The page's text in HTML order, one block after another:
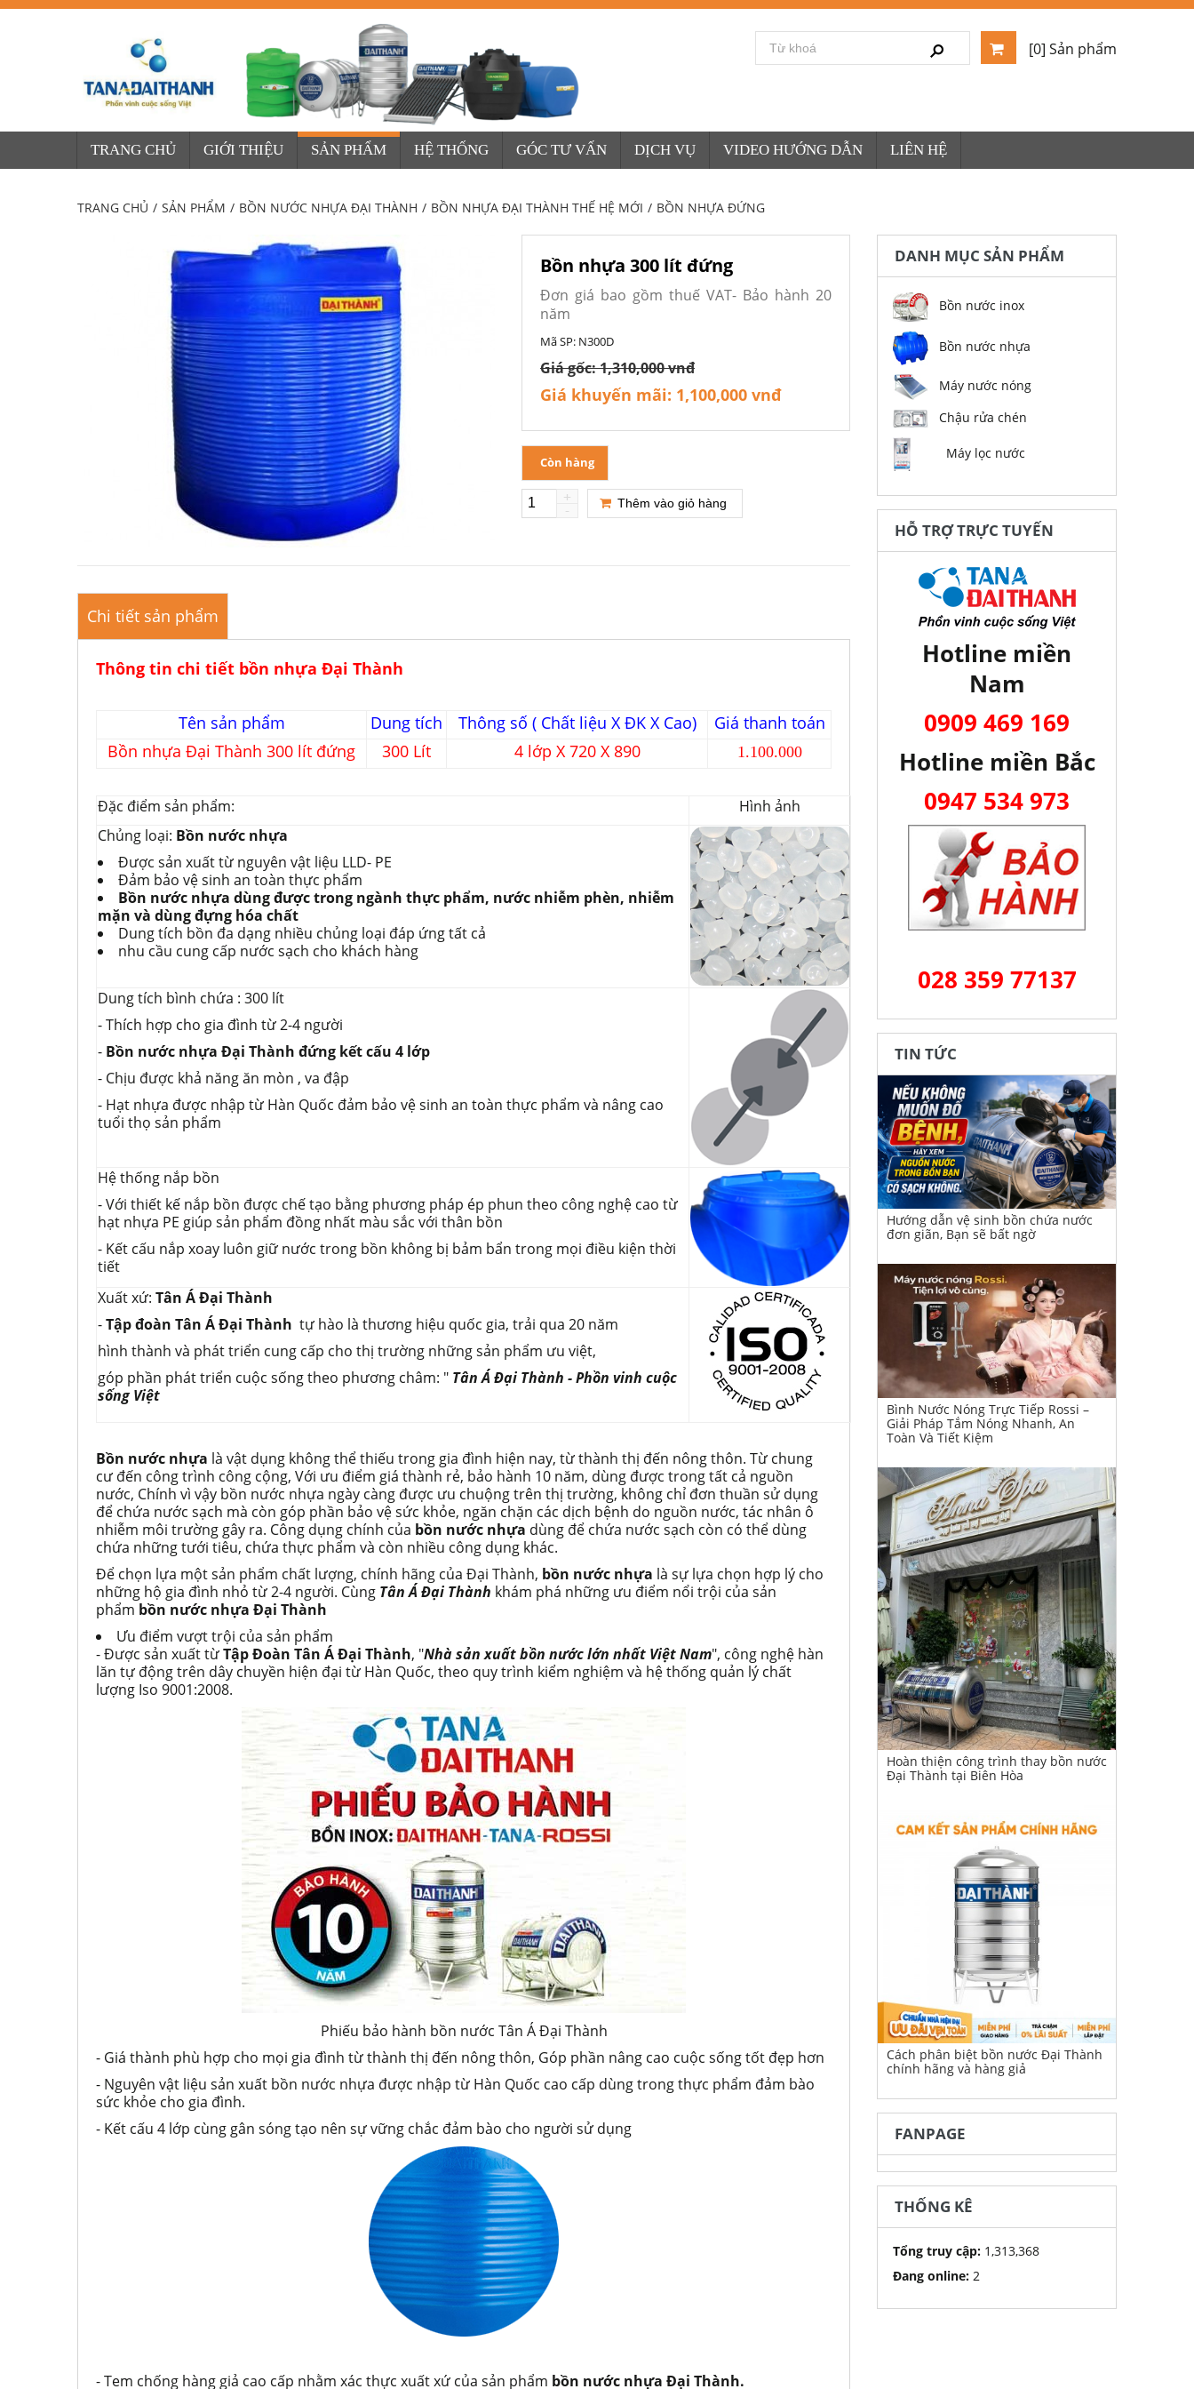
[0] Sản phẩm
TRANG CHỦ GIỚI THIỆU SẢN PHẨM HỆ THỐNG GÓC TƯ VẤN DỊCH VỤ VIDEO HƯỚNG DẪN LIÊN HỆ
TRANG CHỦ / SẢN PHẨM / BỒN NƯỚC NHỰA ĐẠI THÀNH / BỒN NHỰA ĐẠI THÀNH THẾ HỆ MỚI / BỒN NHỰA ĐỨNG
Bồn nhựa 300 lít đứng
Đơn giá bao gồm thuế VAT- Bảo hành 20
năm
Mã SP: N300D
Giá gốc:1,310,000 vnđ
Giá khuyến mãi: 1,100,000 vnđ
Còn hàng
-
+ Thêm vào giỏ hàng
Chi tiết sản phẩm
Thông tin chi tiết bồn nhựa Đại Thành
Tên sản phẩm Dung tích Thông số ( Chất liệu X ĐK X Cao)
Giá thanh toán
Bồn nhựa Đại Thành 300 lít đứng
300 Lít 4 lớp X 720 X 890 1.100.000
Đặc điểm sản phẩm:
Hình ảnh
Chủng loại: Bồn nước nhựa
Được sản xuất từ nguyên vật liệu LLD- PE
Đảm bảo vệ sinh an toàn thực phẩm
Bồn nước nhựa dùng được trong ngành thực phẩm, nước nhiễm phèn, nhiễm
mặn và dùng đựng hóa chất
Dung tích bồn đa dạng nhiều chủng loại đáp ứng tất cả
nhu cầu cung cấp nước sạch cho khách hàng
Dung tích bình chứa : 300 lít
- Thích hợp cho gia đình từ 2-4 người
- Bồn nước nhựa Đại Thành đứng kết cấu 4 lớp
- Chịu được khả năng ăn mòn , va đập
- Hạt nhựa được nhập từ Hàn Quốc đảm bảo vệ sinh an toàn thực phẩm và nâng cao
tuổi thọ sản phẩm
Hệ thống nắp bồn
- Với thiết kế nắp bồn được chế tạo bằng phương pháp ép phun theo công nghệ cao từ
hạt nhựa PE giúp sản phẩm đồng nhất màu sắc với thân bồn
- Kết cấu nắp xoay luôn giữ nước trong bồn không bị bảm bẩn trong mọi điều kiện thời
tiết
Xuất xứ: Tân Á Đại Thành
-Tập đoàn Tân Á Đại Thành tự hào là thương hiệu quốc gia, trải qua 20 năm
hình thành và phát triển cung cấp cho thị trường những sản phẩm ưu việt,
góp phần phát triển cuộc sống theo phương châm: " Tân Á Đại Thành - Phồn vinh cuộc
sống Việt
Bồn nước nhựa là vật dụng không thể thiếu trong gia đình hiện nay, từ thành thị đến nông thôn. Từ chung
cư đến công trình công cộng, Với ưu điểm giá thành rẻ, bảo hành 10 năm, dùng được trong tất cả nguồn
nước, Chính vì vậy bồn nước nhựa ngày càng được ưu chuộng trên thị trường, không chỉ đơn thuần sử dụng
để chứa nước sạch mà còn góp phần bảo vệ sức khỏe, ngăn chặn các dịch bệnh do nguồn nước, tác nhân ô
nhiễm môi trường gây ra. Công dụng chính của bồn nước nhựa dùng để chứa nước sạch còn có thể dùng
chứa những tưới tiêu, chứa thực phẩm và còn nhiều công dụng khác.
Để chọn lựa một sản phẩm chất lượng, chính hãng của Đại Thành, bồn nước nhựa là sự lựa chọn hợp lý cho
những hộ gia đình nhỏ từ 2-4 người. Cùng Tân Á Đại Thành khám phá những ưu điểm nổi trội của sản
phẩm bồn nước nhựa Đại Thành
Ưu điểm vượt trội của sản phẩm
- Được sản xuất từTập Đoàn Tân Á Đại Thành, "Nhà sản xuất bồn nước lớn nhất Việt Nam", công nghệ hàn
lăn tự động trên dây chuyền hiện đại từ Hàn Quốc, theo quy trình kiểm nghiệm và hệ thống quản lý chất
lượng Iso 9001:2008.
Phiếu bảo hành bồn nước Tân Á Đại Thành
- Giá thành phù hợp cho mọi gia đình từ thành thị đến nông thôn, Góp phần nâng cao cuộc sống tốt đẹp hơn
- Nguyên vật liệu sản xuất bồn nước nhựa được nhập từ Hàn Quốc cao cấp dùng trong thực phẩm đảm bào
sức khỏe cho gia đình.
- Kết cấu 4 lớp cùng gân sóng tạo nên sự vững chắc đảm bào cho người sử dụng
- Tem chống hàng giả cao cấp nhằm xác thực xuất xứ của sản phẩm bồn nước nhựa Đại Thành.
DANH MỤC SẢN PHẨM
Bồn nước inox
Bồn nước nhựa
Máy nước nóng
Chậu rửa chén
Máy lọc nước
HỖ TRỢ TRỰC TUYẾN
Hotline miền
Nam
0909 469 169
Hotline miền Bắc
0947 534 973
028 359 77137
TIN TỨC
Hướng dẫn vệ sinh bồn chứa nước
đơn giãn, Bạn sẽ bất ngờ
Bình Nước Nóng Trực Tiếp Rossi –
Giải Pháp Tắm Nóng Nhanh, An
Toàn Và Tiết Kiệm
Hoàn thiện công trình thay bồn nước
Đại Thành tại Biên Hòa
Cách phân biệt bồn nước Đại Thành
chính hãng và hàng giả
FANPAGE
THỐNG KÊ
Tổng truy cập: 1,313,368
Đang online: 2